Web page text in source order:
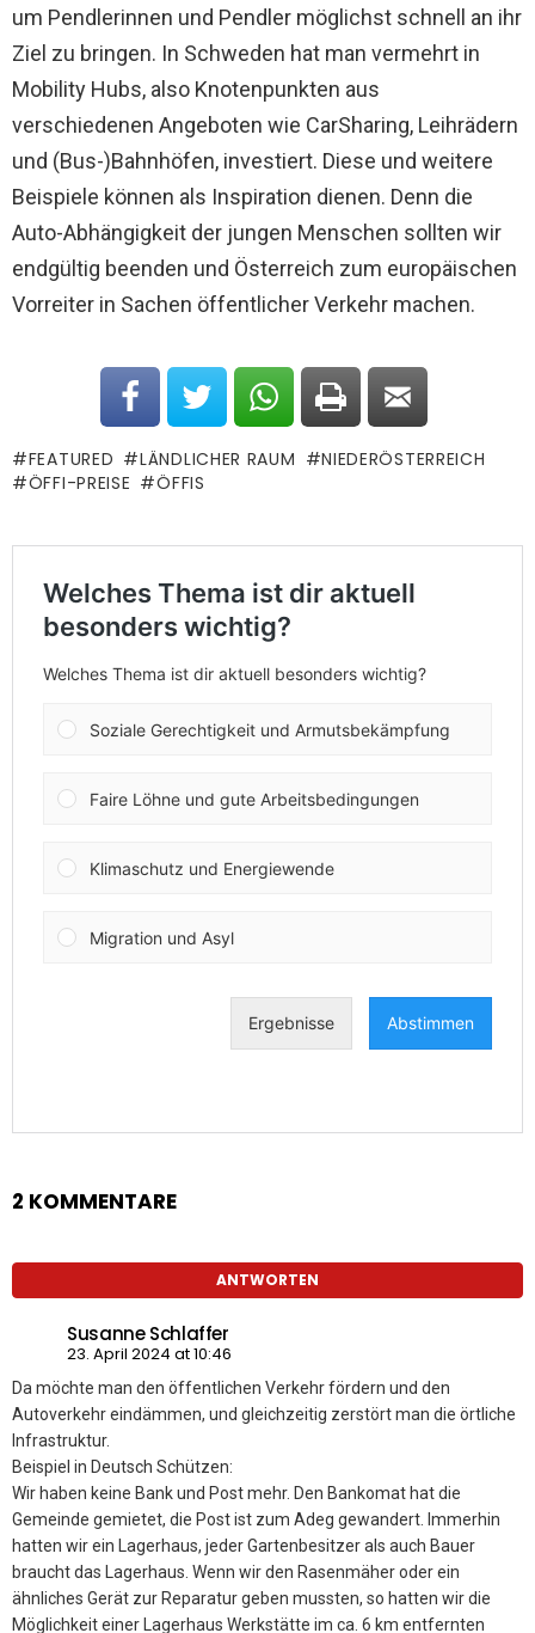
um Pendlerinnen und Pendler möglichst schnell an ihr
Ziel zu bringen. In Schweden hat man vermehrt in
Mobility Hubs, also Knotenpunkten aus
verschiedenen Angeboten wie CarSharing, Leihrädern
und (Bus-)Bahnhöfen, investiert. Diese und weitere
Beispiele können als Inspiration dienen. Denn die
Auto-Abhängigkeit der jungen Menschen sollten wir
endgültig beenden und Österreich zum europäischen
Vorreiter in Sachen öffentlicher Verkehr machen.
FEATURED LÄNDLICHER RAUM
NIEDERÖSTERREICH
ÖFFI-PREISE
ÖFFIS
2 KOMMENTARE
ANTWORTEN
Susanne Schlaffer
23. April 2024 at 10:46
Da möchte man den öffentlichen Verkehr fördern und den
Autoverkehr eindämmen, und gleichzeitig zerstört man die örtliche
Infrastruktur.
Beispiel in Deutsch Schützen:
Wir haben keine Bank und Post mehr. Den Bankomat hat die
Gemeinde gemietet, die Post ist zum Adeg gewandert. Immerhin
hatten wir ein Lagerhaus, jeder Gartenbesitzer als auch Bauer
braucht das Lagerhaus. Wenn wir den Rasenmäher oder ein
ähnliches Gerät zur Reparatur geben mussten, so hatten wir die
Möglichkeit einer Lagerhaus Werkstätte im ca. 6 km entfernten